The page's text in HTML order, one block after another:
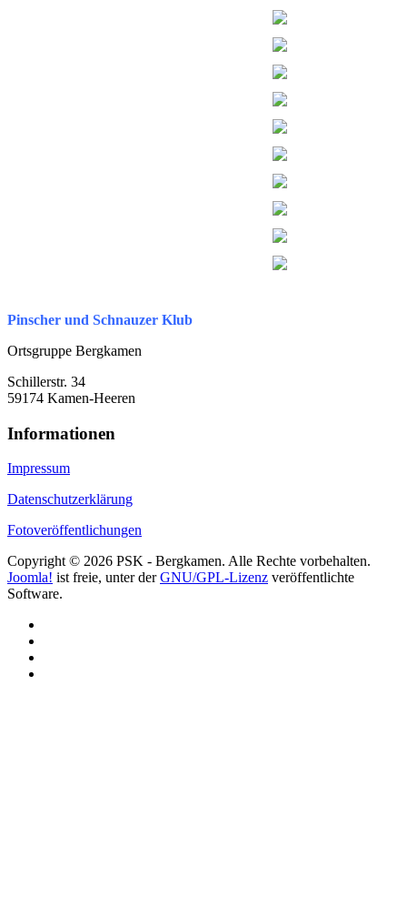
Pinscher und Schnauzer Klub
Ortsgruppe Bergkamen
Schillerstr. 34
59174 Kamen-Heeren
Informationen
Impressum
Datenschutzerklärung
Fotoveröffentlichungen
Copyright © 2026 PSK - Bergkamen. Alle Rechte vorbehalten.
Joomla! ist freie, unter derGNU/GPL-Lizenz veröffentlichte
Software.